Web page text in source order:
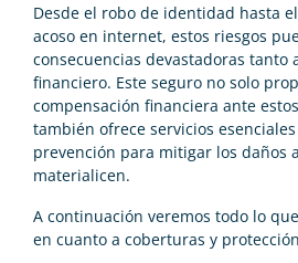
Desde el robo de identidad hasta
acoso en internet, estos riesgos
consecuencias devastadoras tanto
financiero. Este seguro no solo
compensación financiera ante
también ofrece servicios
prevención para mitigar los daños
materialicen.
A continuación veremos todo lo
en cuanto a coberturas y